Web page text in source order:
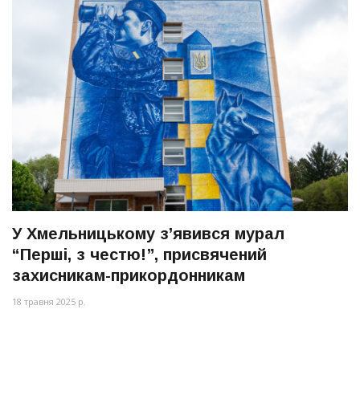
У Хмельницькому з’явився мурал
“Перші, з честю!”, присвячений
захисникам-прикордонникам
18 травня 2025 р.